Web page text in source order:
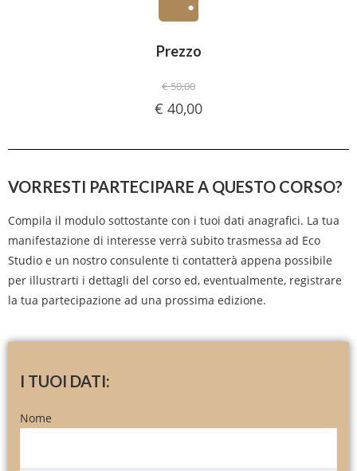
Prezzo
€ 50,00
€ 40,00
VORRESTI PARTECIPARE A QUESTO CORSO?
Compila il modulo sottostante con i tuoi dati anagrafici. La tua
manifestazione di interesse verrà subito trasmessa ad Eco
Studio e un nostro consulente ti contatterà appena possibile
per illustrarti i dettagli del corso ed, eventualmente, registrare
la tua partecipazione ad una prossima edizione.
I TUOI DATI:
Nome